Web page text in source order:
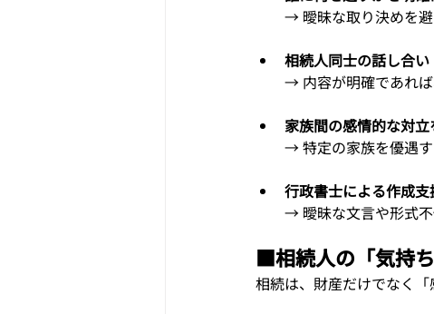
→ 曖昧な取り決めを避
相続人同士の話し合
→ 内容が明確であれば
家族間の感情的な対
→ 特定の家族を優遇す
行政書士による作成
→ 曖昧な文言や形式不
■相続人の「気持
相続は、財産だけでなく「